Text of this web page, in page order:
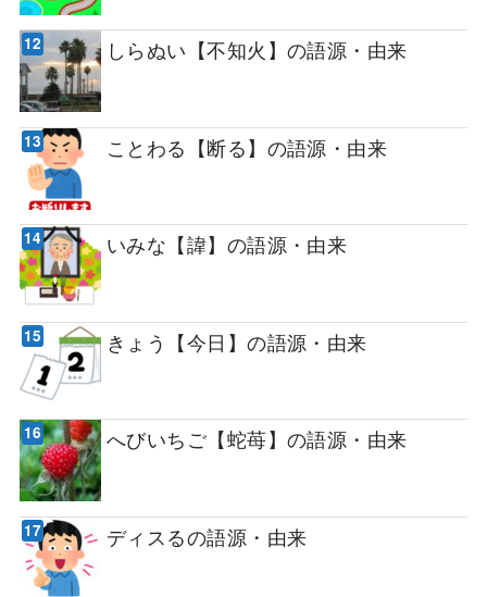
しらぬい【不知火】の語源・由来
ことわる【断る】の語源・由来
いみな【諱】の語源・由来
きょう【今日】の語源・由来
へびいちご【蛇苺】の語源・由来
ディスるの語源・由来